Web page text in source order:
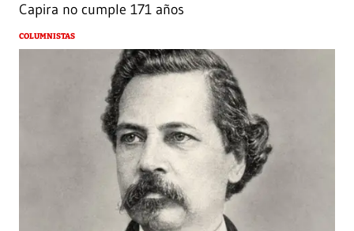
Capira no cumple 171 años
COLUMNISTAS